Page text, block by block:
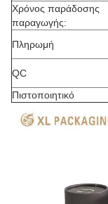
Χρόνος παράδοσης
παραγωγής:
Πληρωμή
QC
Πιστοποιητικό